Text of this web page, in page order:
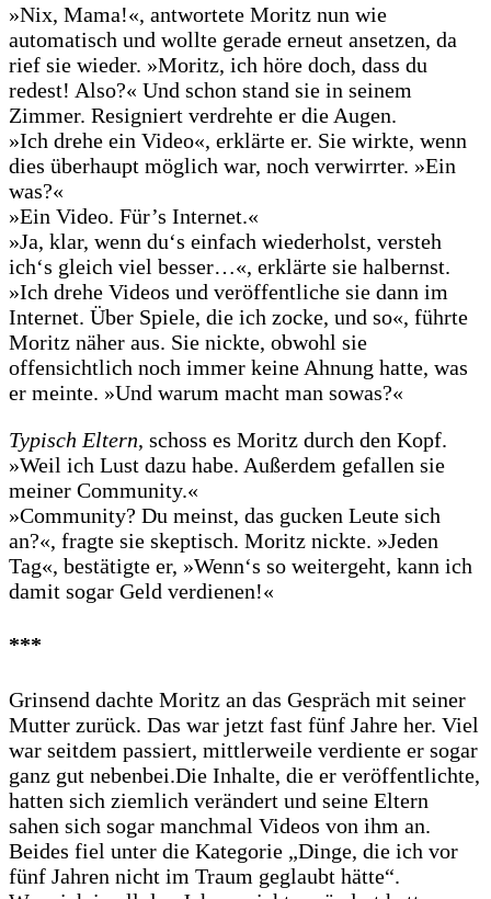
»Nix, Mama!«, antwortete Moritz nun wie
automatisch und wollte gerade erneut ansetzen, da
rief sie wieder. »Moritz, ich höre doch, dass du
redest! Also?« Und schon stand sie in seinem
Zimmer. Resigniert verdrehte er die Augen.
»Ich drehe ein Video«, erklärte er. Sie wirkte, wenn
dies überhaupt möglich war, noch verwirrter. »Ein
was?«
»Ein Video. Für’s Internet.«
»Ja, klar, wenn du‘s einfach wiederholst, versteh
ich‘s gleich viel besser…«, erklärte sie halbernst.
»Ich drehe Videos und veröffentliche sie dann im
Internet. Über Spiele, die ich zocke, und so«, führte
Moritz näher aus. Sie nickte, obwohl sie
offensichtlich noch immer keine Ahnung hatte, was
er meinte. »Und warum macht man sowas?«
Typisch Eltern, schoss es Moritz durch den Kopf.
»Weil ich Lust dazu habe. Außerdem gefallen sie
meiner Community.«
»Community? Du meinst, das gucken Leute sich
an?«, fragte sie skeptisch. Moritz nickte. »Jeden
Tag«, bestätigte er, »Wenn‘s so weitergeht, kann ich
damit sogar Geld verdienen!«
***
Grinsend dachte Moritz an das Gespräch mit seiner
Mutter zurück. Das war jetzt fast fünf Jahre her. Viel
war seitdem passiert, mittlerweile verdiente er sogar
ganz gut nebenbei.Die Inhalte, die er veröffentlichte,
hatten sich ziemlich verändert und seine Eltern
sahen sich sogar manchmal Videos von ihm an.
Beides fiel unter die Kategorie „Dinge, die ich vor
fünf Jahren nicht im Traum geglaubt hätte“.